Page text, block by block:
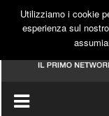
Utilizziamo i cookie
esperienza sul